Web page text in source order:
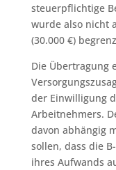
steuerpflichtige
wurde also nicht
(30.000 €)
Die Übertragung
der Einwilligung
Arbeitnehmers.
davon abhängig
sollen, dass die
ihres Aufwands